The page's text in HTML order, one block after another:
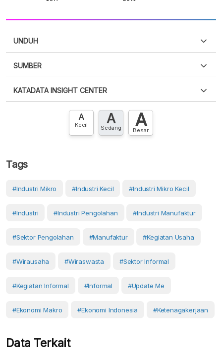
UNDUH
XLS
SUMBER
punya akun?Silakan Daftar sekarang
KATADATA INSIGHT CENTER
Hubungi sekarang »
A
Kecil A
Sedang A
Besar
Tags
#industri Mikro #industri Kecil #Industri Mikro Kecil
#Industri #Industri Pengolahan #industri Manufaktur
#sektor Pengolahan #Manufaktur #Kegiatan Usaha
#wirausaha #wiraswasta #sektor Informal
#Kegiatan Informal #informal #Update Me
#Ekonomi Makro #Ekonomi Indonesia #Ketenagakerjaan
Data Terkait